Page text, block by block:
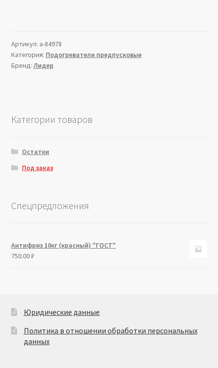
Артикул: a-84978
Категория: Подогреватели предпусковые
Бренд:Лидер
Категории товаров
Остатки
Под заказ
Спецпредложения
Антифриз 10кг (красный) "ГОСТ"
750.00₽
Юридические данные
Политика в отношении обработки персональных
данных